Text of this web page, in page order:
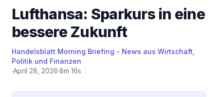
Lufthansa: Sparkurs in eine
bessere Zukunft
Handelsblatt Morning Briefing - News aus Wirtschaft,
Politik und Finanzen
·April 28, 2026·8m 16s